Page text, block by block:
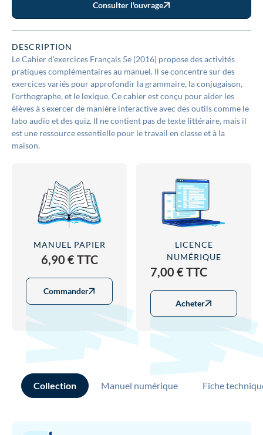
Consulter l'ouvrage
DESCRIPTION
Le Cahier d'exercices Français 5e (2016) propose des activités
pratiques complémentaires au manuel. Il se concentre sur des
exercices variés pour approfondir la grammaire, la conjugaison,
l'orthographe, et le lexique. Ce cahier est conçu pour aider les
élèves à s'exercer de manière interactive avec des outils comme le
labo audio et des quiz. Il ne contient pas de texte littéraire, mais il
est une ressource essentielle pour le travail en classe et à la
maison.
MANUEL PAPIER
6,90 € TTC
Commander
LICENCE
NUMÉRIQUE
7,00 € TTC
Acheter
Collection Manuel numérique Fiche